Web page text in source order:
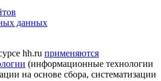
данных
hh.ru применяются
(информационные технологии
на основе сбора, систематизации